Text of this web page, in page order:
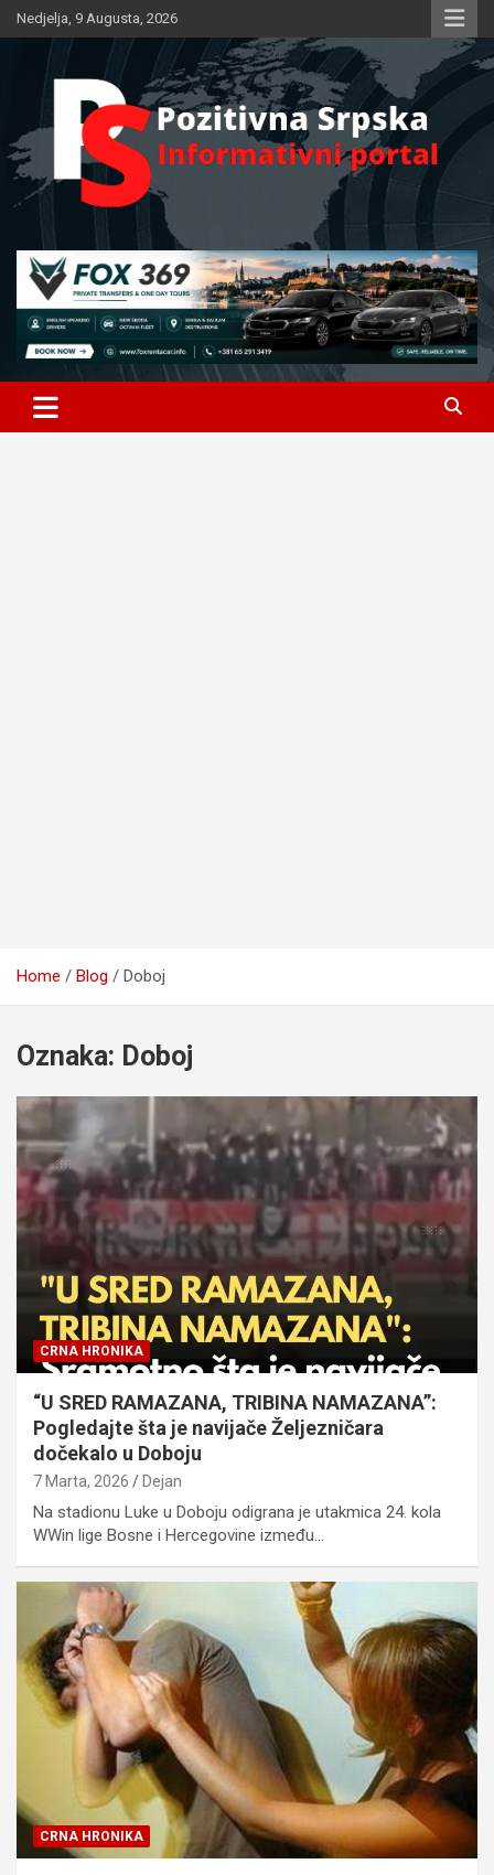
Skip
to
Nedjelja, 9 Augusta, 2026
Pozitivna Srpska
Home Blog Doboj
Oznaka: Doboj
CRNA HRONIKA
“U SRED RAMAZANA, TRIBINA NAMAZANA”:
Pogledajte šta je navijače Željezničara
dočekalo u Doboju
7 Marta, 2026 Dejan
Na stadionu Luke u Doboju odigrana je utakmica 24. kola
WWin lige Bosne i Hercegovine između…
CRNA HRONIKA